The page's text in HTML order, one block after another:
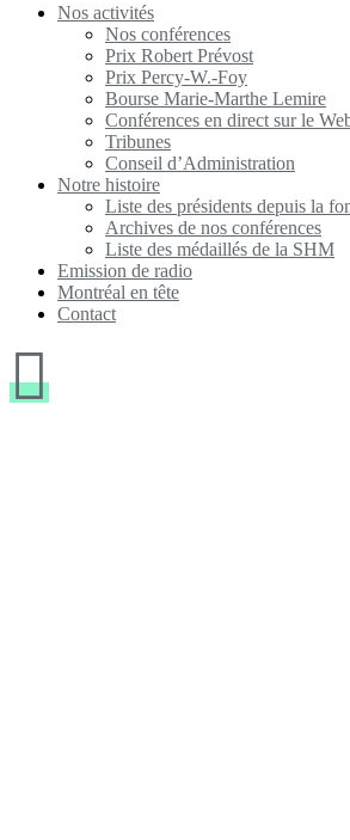
Nos activités
Nos conférences
Prix Robert Prévost
Prix Percy-W.-Foy
Bourse Marie-Marthe Lemire
Conférences en direct sur le
Tribunes
Conseil d’Administration
Notre histoire
Liste des présidents depuis la
Archives de nos conférences
Liste des médaillés de la SHM
Emission de radio
Montréal en tête
Contact